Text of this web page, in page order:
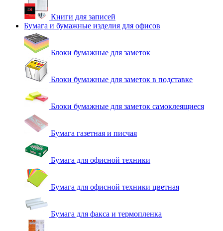
Книги для записей
Бумага и бумажные изделия для офисов
Блоки бумажные для заметок
Блоки бумажные для заметок в подставке
Блоки бумажные для заметок самоклеящиеся
Бумага газетная и писчая
Бумага для офисной техники
Бумага для офисной техники цветная
Бумага для факса и термопленка